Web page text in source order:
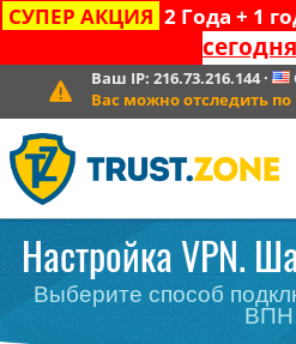
СУПЕР АКЦИЯ 2 Года + 1
сегодня
Ваш IP: 216.73.216.144·
Вас можно отследить
Настройка VPN.
Выберите способ
ВПН